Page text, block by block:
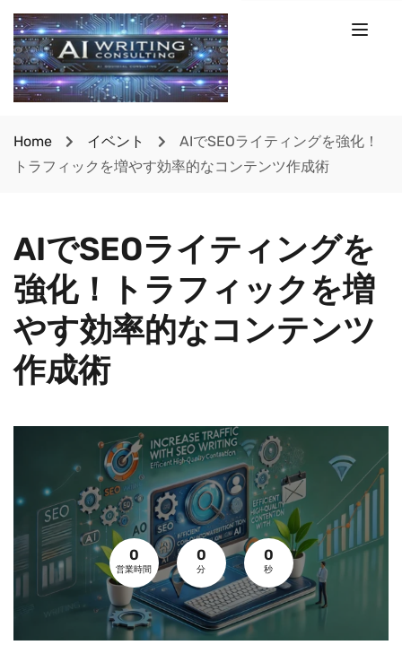
Home イベント
AIでSEOライティングを強化！
トラフィックを増やす効率的なコンテンツ作成術
AIでSEOライティングを
強化！トラフィックを増
やす効率的なコンテンツ
作成術
0
営業時間
0
分
0
秒